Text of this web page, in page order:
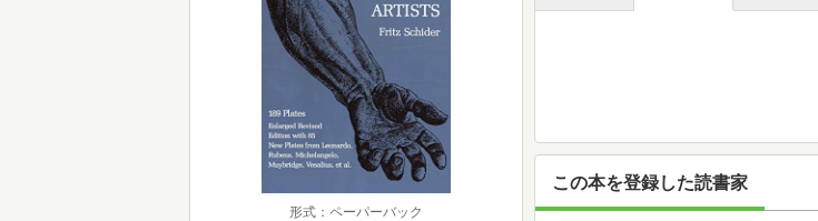
形式：ペーパーバック
この本を登録した読書家